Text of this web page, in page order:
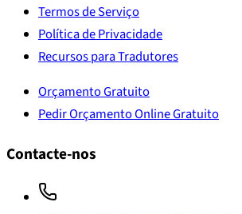
Termos de Serviço
Política de Privacidade
Recursos para Tradutores
Orçamento Gratuito
Pedir Orçamento Online Gratuito
Contacte-nos